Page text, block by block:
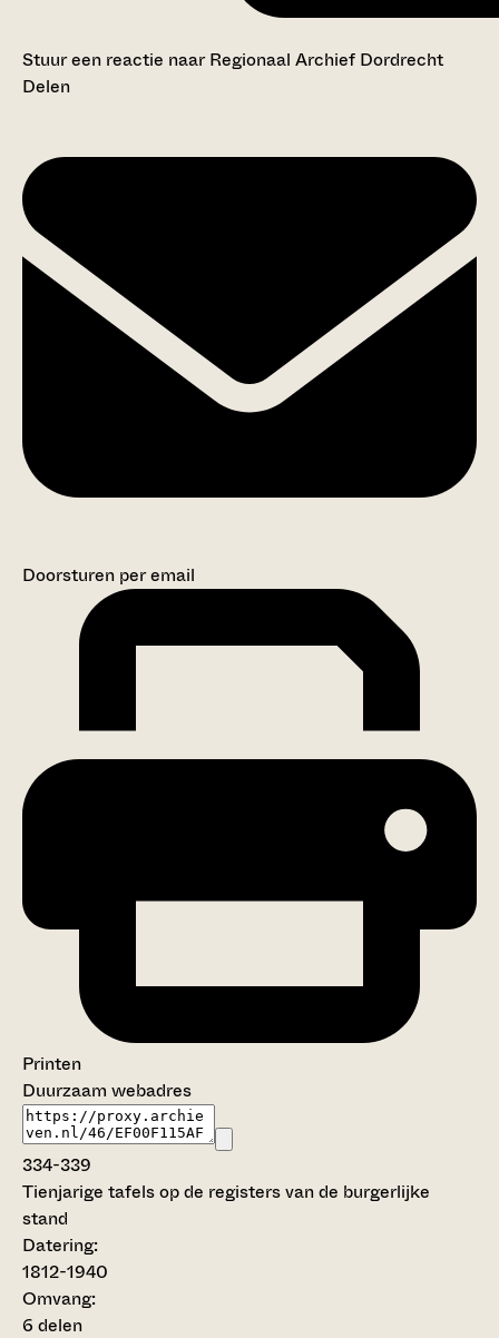
Stuur een reactie naar Regionaal Archief Dordrecht
Delen
Doorsturen per email
Printen
Duurzaam webadres
334-339
Tienjarige tafels op de registers van de burgerlijke
stand
Datering:
1812-1940
Omvang:
6 delen